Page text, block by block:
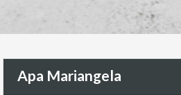
Apa Mariangela